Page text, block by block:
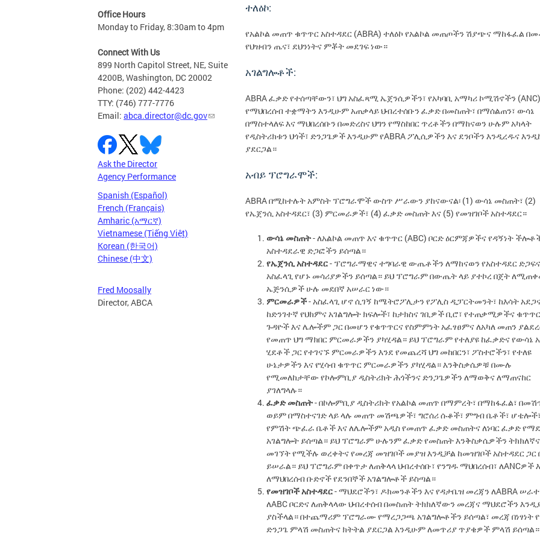
Office Hours
Monday to Friday, 8:30am to 4pm
Connect With Us
899 North Capitol Street, NE, Suite
4200B, Washington, DC 20002
Phone: (202) 442-4423
TTY: (746) 777-7776
Email: abca.director@dc.gov
Ask the Director
Agency Performance
Spanish (Español)
French (Français)
Amharic (አማርኛ)
Vietnamese (Tiếng Việt)
Korean (한국어)
Chinese (中文)
Fred Moosally
Director, ABCA
ተለዕኮ:
የአልኮል መጠጥ ቁጥጥር አስተዳደር (ABRA) ተለዕኮ የአልኮል መጠጦችን ሽያጭና ማከፋፈል
የህዝብን ጤና፣ ደህንነትና ምቾት መደገፍ ነው።
አገልግሎቶች:
ABRA ፈቃድ የተሰጣቸውን፣ ህግ አስፈጻሚ ኤጀንሲዎችን፣ የአካባቢ አማካሪ ኮሚሽኖችን
የማህበረሰብ ተቋማትን እንዲሁም አጠቃላይ ህብረተሰቡን ፈቃድ በመስጠት፣ በማሰልጠን፣ ውሳኔ
በማስተላለፍ እና ማህበረሰቡን በመድረስና ህግን የማስከበር ጥረቶችን በማከናወን ሁሉም አካላት
የዲስትሪክቱን ህጎች፣ ድንጋጌዎች እንዲሁም የABRA ፖሊሲዎችን እና ደንቦችን እንዲረዱና
ያደርጋል።
አብይ ፕሮግራሞች:
ABRA በሚከተሉት አምስት ፕሮግራሞች ውስጥ ሥራውን ያከናውናል፡ (1) ውሳኔ መስጠት፣ (2)
የኤጀንሲ አስተዳደር፣ (3) ምርመራዎች፣ (4) ፈቃድ መስጠት እና (5) የመዝገቦች አስተዳደር።
ውሳኔ መስጠት- ለአልኮል መጠጥ እና ቁጥጥር (ABC) ቦርድ ዕርምጃዎችና የዳኝነት
አስተዳደራዊ ድጋፎችን ይሰጣል።
የኤጀንሲ አስተዳደር- ፕሮግራማዊና ተግባራዊ ውጤቶችን ለማከናወን የአስተዳደር ድጋፍና
አስፈላጊ የሆኑ መሳሪያዎችን ይሰጣል። ይህ ፕሮግራም በውጤት ላይ ያተኮረ በጀት
ኤጅንሲዎች ሁሉ መደበኛ አሠራር ነው።
ምርመራዎች- አስፈላጊ ሆኖ ሲገኝ ከሜትሮፖሊታን የፖሊስ ዲፓርትመንት፣ ከእሳት
ከድንገተኛ የህክምና አገልግሎት ክፍሎች፣ ከታክስና ገቢዎች ቢሮ፣ የተጠቃሚዎችና ቁጥጥር
ጉዳዮች እና ሌሎችም ጋር በመሆን የቁጥጥርና የስምምነት አፈፃፀምና ለአካለ መጠን
የመጠጥ ህግ ማክበር ምርመራዎችን ያካሂዳል። ይህ ፕሮግራም የተለያዩ ከፈቃድና የውሳኔ
ሂደቶች ጋር የተገናኙ ምርመራዎችን እንደ የመጨረሻ ህግ መከበርን፣ ፖስተሮችን፣ የተለዩ
ሁኔታዎችን እና የሂሳብ ቁጥጥር ምርመራዎችን ያካሂዳል። እንቅስቃሴዎቹ በሙሉ
የሚመለከታቸው የኮሎምቢያ ዲስትሪክት ሕጎችንና ድንጋጌዎችን ለማወቅና ለማጠናከር
ያገለግላሉ።
ፈቃድ መስጠት- በኮሎምቢያ ዲስትሪክት የአልኮል መጠጥ በማምረት፣ በማከፋፈል፣
ወይም በማስተናገድ ላይ ላሉ መጠጥ መሽጫዎች፣ ግሮሰሪ ሱቆች፣ ምግብ ቤቶች፣ ሆቴሎች፣
የምሽት ጭፈራ ቤቶች እና ለሌሎችም አዲስ የመጠጥ ፈቃድ መስጠትና ለነባር ፈቃድ
አገልግሎት ይሰጣል። ይህ ፕሮግራም ሁሉንም ፈቃድ የመስጠት እንቅስቃሴዎችን ትክክለኛና
መገኘት የሚችሉ ወረቀትና የመረጃ መዝገቦች መያዝ እንዲቻል ከመዝገቦች አስተዳደር ጋር
ይሠራል። ይህ ፕሮግራም በቀጥታ ለጠቅላላ ህብረተሰቡ፣ የንግዱ ማህበረሰብ፣ ለANCዎች
ለማህበረሰብ ቡድኖች የደንበኞች አገልግሎቶች ይስጣል።
የመዝገቦች አስተዳደር- ማህደሮችን፣ ዶክመንቶችን እና የዳታቤዝ መረጃን ለABRA
ለABC ቦርድና ለጠቅላላው ህብረተሰብ በመስጠት ትክክለኛውን መረጃና ማህደሮችን
ያስችላል። በተጨማሪም ፕሮግራሙ የማረጋጋጫ አገልግሎቶችን ይሰጣል፣ መረጃ በነፃነት
ድንጋጌ ምላሽ መስጠትና ክትትል ያደርጋል እንዲሁም ለመጥሪያ ጥያቄዎች ምላሽ ይሰጣል።